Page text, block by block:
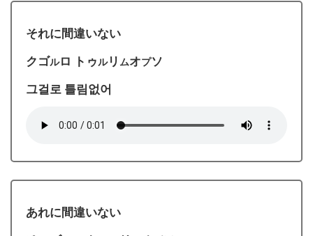
それに間違いない
クゴルロ トゥルリ ムオプソ
그걸로 틀림없어
あれに間違いない